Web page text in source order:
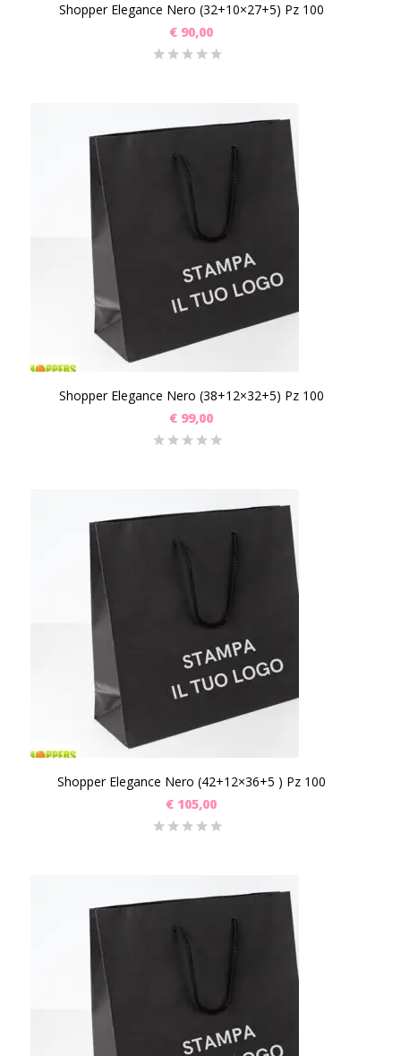
Shopper Elegance Nero (32+10×27+5) Pz 100
€ 90,00
Shopper Elegance Nero (38+12×32+5) Pz 100
€ 99,00
Shopper Elegance Nero (42+12×36+5 ) Pz 100
€ 105,00